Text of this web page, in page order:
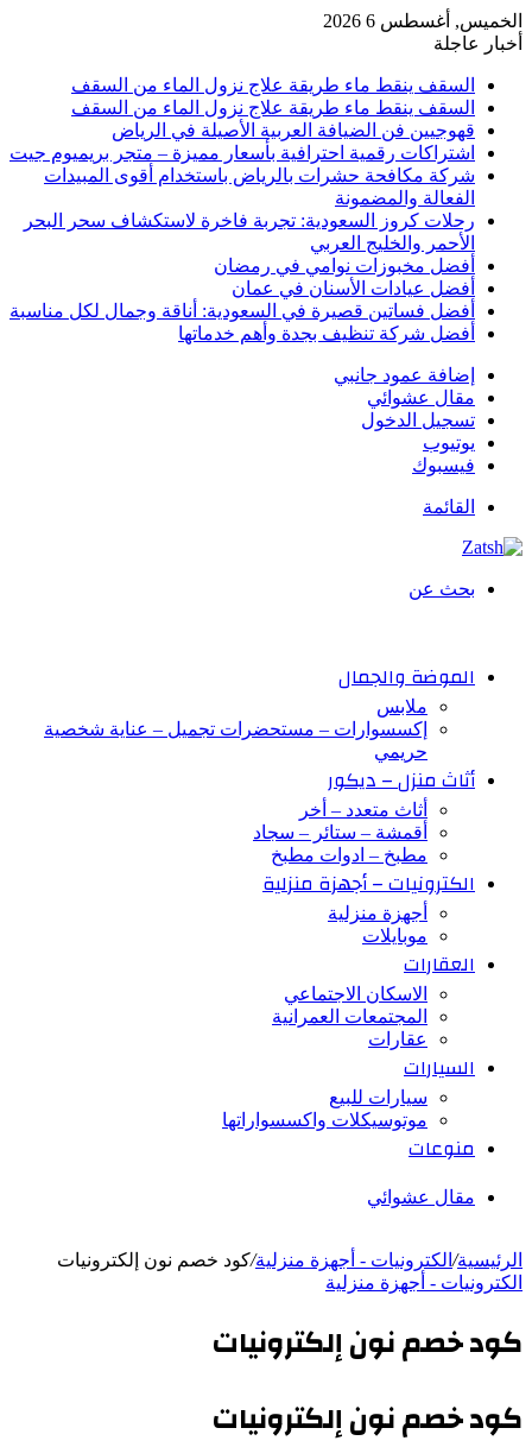
الخميس, أغسطس 6 2026
أخبار عاجلة
السقف ينقط ماء طريقة علاج نزول الماء من السقف
السقف ينقط ماء طريقة علاج نزول الماء من السقف
قهوجيين فن الضيافة العربية الأصيلة في الرياض
اشتراكات رقمية احترافية بأسعار مميزة – متجر بريميوم جيت
شركة مكافحة حشرات بالرياض باستخدام أقوى المبيدات
الفعالة والمضمونة
رحلات كروز السعودية: تجربة فاخرة لاستكشاف سحر البحر
الأحمر والخليج العربي
أفضل مخبوزات نوامي في رمضان
أفضل عيادات الأسنان في عمان
أفضل فساتين قصيرة في السعودية: أناقة وجمال لكل مناسبة
أفضل شركة تنظيف بجدة وأهم خدماتها
إضافة عمود جانبي
مقال عشوائي
تسجيل الدخول
يوتيوب
فيسبوك
القائمة
بحث عن
الموضة والجمال
ملابس
إكسسوارات – مستحضرات تجميل – عناية شخصية
حريمي
أثاث منزل – ديكور
أثاث متعدد – أخر
أقمشة – ستائر – سجاد
مطبخ – ادوات مطبخ
الكترونيات – أجهزة منزلية
أجهزة منزلية
موبايلات
العقارات
الاسكان الاجتماعي
المجتمعات العمرانية
عقارات
السيارات
سيارات للبيع
موتوسيكلات واكسسواراتها
منوعات
مقال عشوائي
الرئيسية/ الكترونيات - أجهزة منزلية/كود خصم نون إلكترونيات
الكترونيات - أجهزة منزلية
كود خصم نون إلكترونيات
كود خصم نون إلكترونيات